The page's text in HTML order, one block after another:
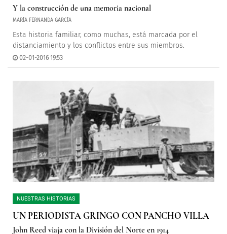
Y la construcción de una memoria nacional
MARÍA FERNANDA GARCÍA
Esta historia familiar, como muchas, está marcada por el
distanciamiento y los conflictos entre sus miembros.
02-01-2016 19:53
NUESTRAS HISTORIAS
UN PERIODISTA GRINGO CON PANCHO VILLA
John Reed viaja con la División del Norte en 1914